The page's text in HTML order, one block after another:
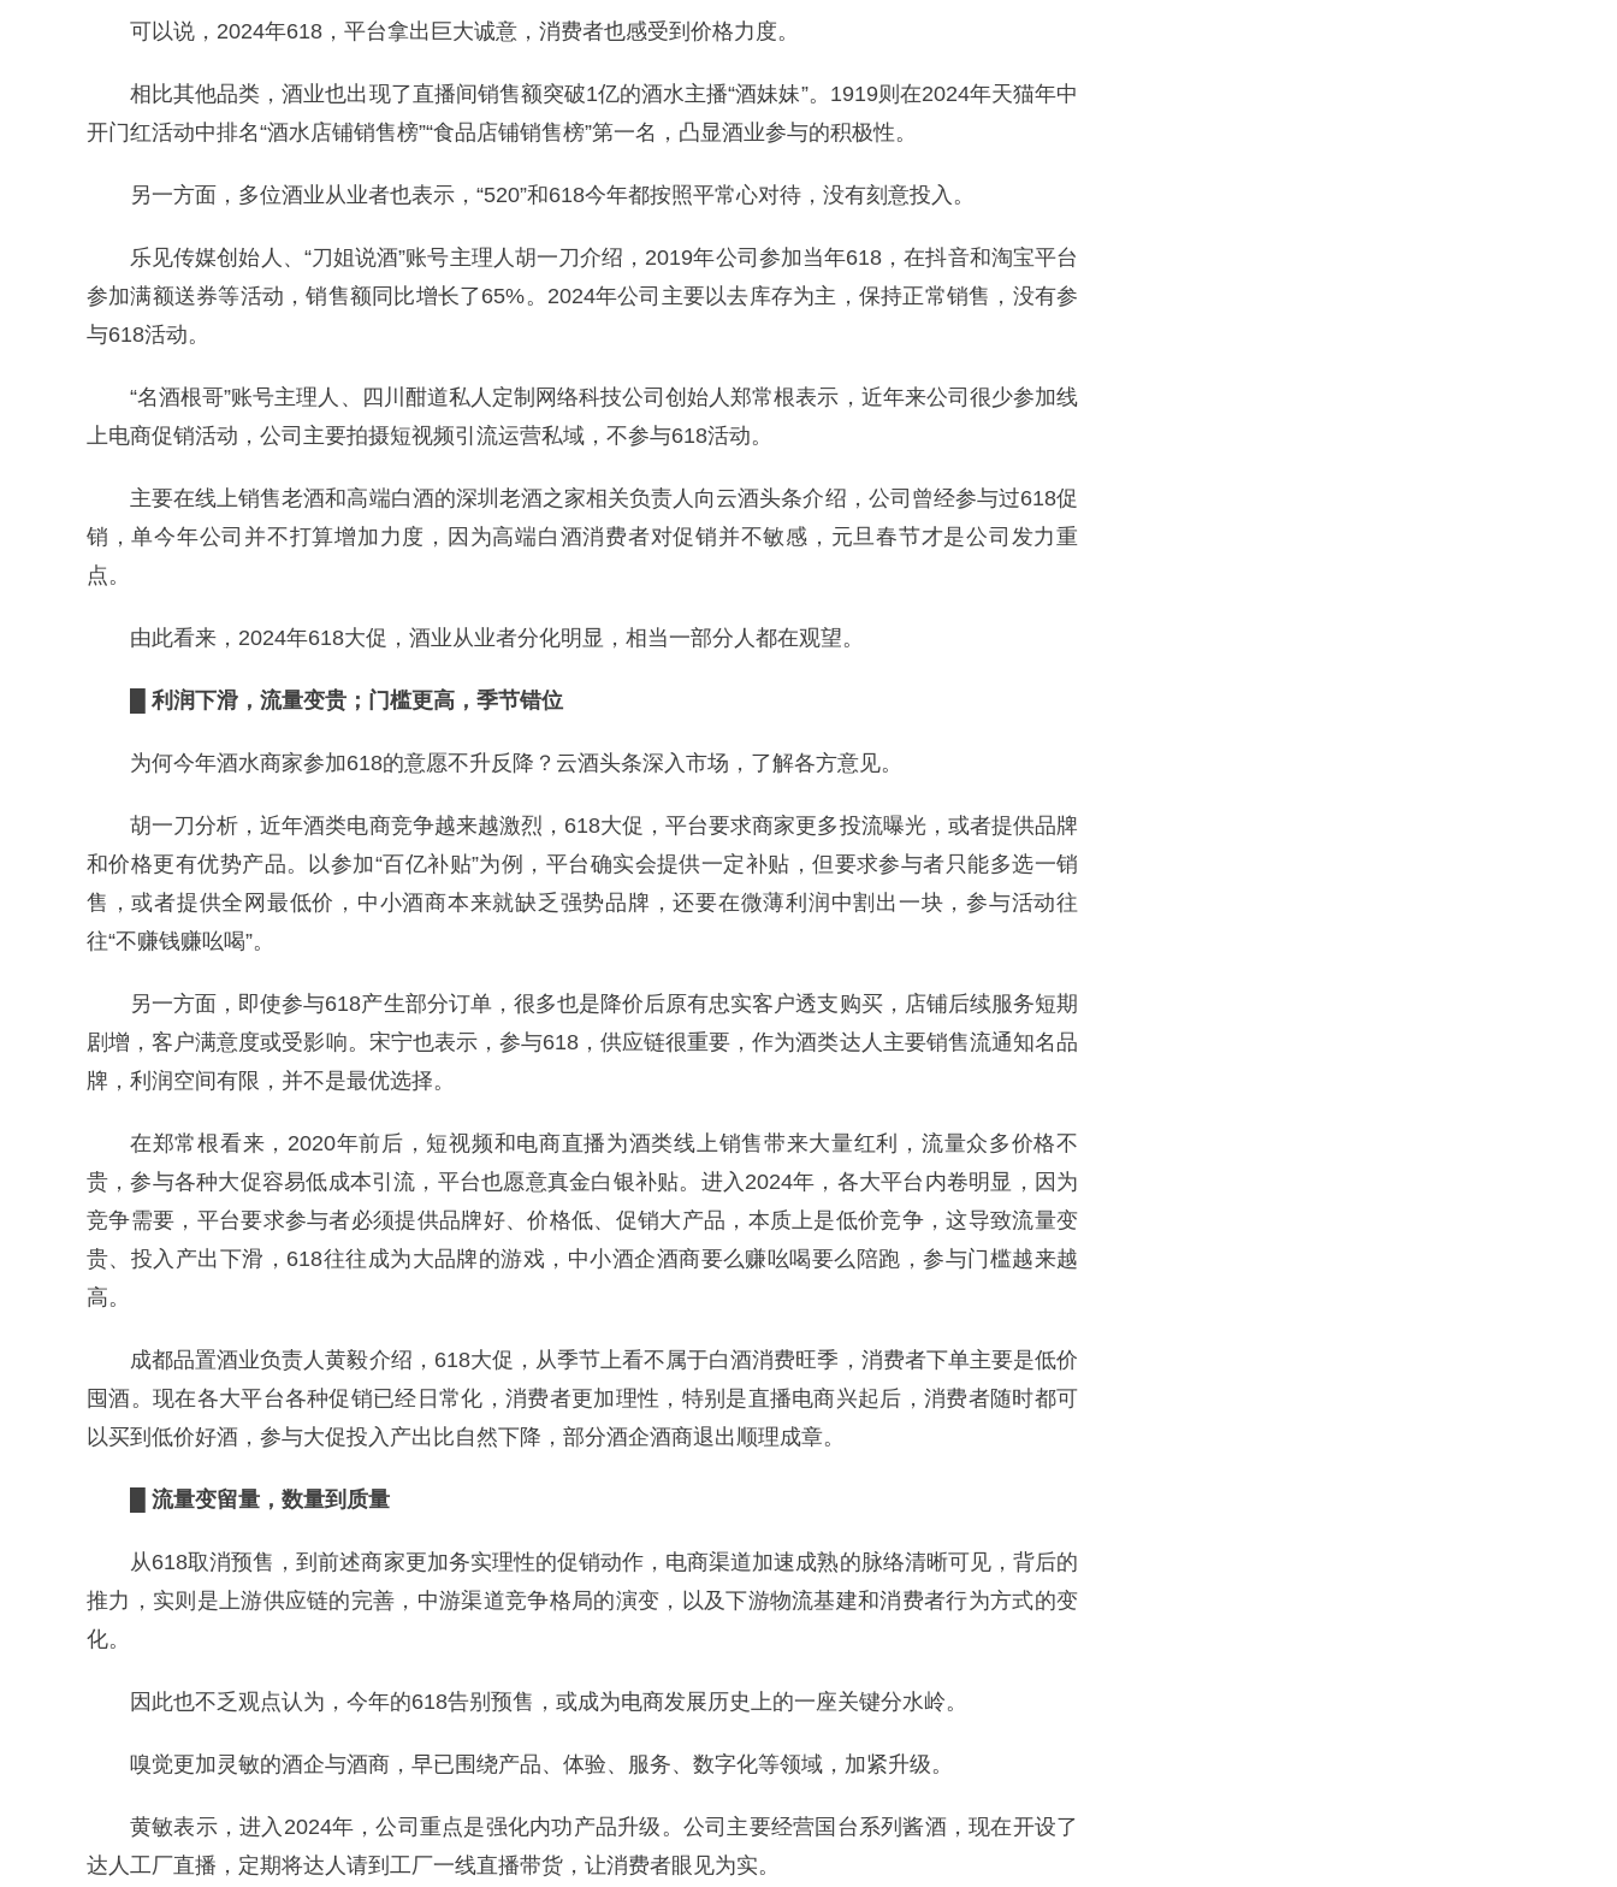
可以说，2024年618，平台拿出巨大诚意，消费者也感受到价格力度。
相比其他品类，酒业也出现了直播间销售额突破1亿的酒水主播“酒妹妹”。1919则在2024年天猫年中
开门红活动中排名“酒水店铺销售榜”“食品店铺销售榜”第一名，凸显酒业参与的积极性。
另一方面，多位酒业从业者也表示，“520”和618今年都按照平常心对待，没有刻意投入。
乐见传媒创始人、“刀姐说酒”账号主理人胡一刀介绍，2019年公司参加当年618，在抖音和淘宝平台
参加满额送券等活动，销售额同比增长了65%。2024年公司主要以去库存为主，保持正常销售，没有参
与618活动。
“名酒根哥”账号主理人、四川酣道私人定制网络科技公司创始人郑常根表示，近年来公司很少参加线
上电商促销活动，公司主要拍摄短视频引流运营私域，不参与618活动。
主要在线上销售老酒和高端白酒的深圳老酒之家相关负责人向云酒头条介绍，公司曾经参与过618促
销，单今年公司并不打算增加力度，因为高端白酒消费者对促销并不敏感，元旦春节才是公司发力重
点。
由此看来，2024年618大促，酒业从业者分化明显，相当一部分人都在观望。
█ 利润下滑，流量变贵；门槛更高，季节错位
为何今年酒水商家参加618的意愿不升反降？云酒头条深入市场，了解各方意见。
胡一刀分析，近年酒类电商竞争越来越激烈，618大促，平台要求商家更多投流曝光，或者提供品牌
和价格更有优势产品。以参加“百亿补贴”为例，平台确实会提供一定补贴，但要求参与者只能多选一销
售，或者提供全网最低价，中小酒商本来就缺乏强势品牌，还要在微薄利润中割出一块，参与活动往
往“不赚钱赚吆喝”。
另一方面，即使参与618产生部分订单，很多也是降价后原有忠实客户透支购买，店铺后续服务短期
剧增，客户满意度或受影响。宋宁也表示，参与618，供应链很重要，作为酒类达人主要销售流通知名品
牌，利润空间有限，并不是最优选择。
在郑常根看来，2020年前后，短视频和电商直播为酒类线上销售带来大量红利，流量众多价格不
贵，参与各种大促容易低成本引流，平台也愿意真金白银补贴。进入2024年，各大平台内卷明显，因为
竞争需要，平台要求参与者必须提供品牌好、价格低、促销大产品，本质上是低价竞争，这导致流量变
贵、投入产出下滑，618往往成为大品牌的游戏，中小酒企酒商要么赚吆喝要么陪跑，参与门槛越来越
高。
成都品置酒业负责人黄毅介绍，618大促，从季节上看不属于白酒消费旺季，消费者下单主要是低价
囤酒。现在各大平台各种促销已经日常化，消费者更加理性，特别是直播电商兴起后，消费者随时都可
以买到低价好酒，参与大促投入产出比自然下降，部分酒企酒商退出顺理成章。
█ 流量变留量，数量到质量
从618取消预售，到前述商家更加务实理性的促销动作，电商渠道加速成熟的脉络清晰可见，背后的
推力，实则是上游供应链的完善，中游渠道竞争格局的演变，以及下游物流基建和消费者行为方式的变
化。
因此也不乏观点认为，今年的618告别预售，或成为电商发展历史上的一座关键分水岭。
嗅觉更加灵敏的酒企与酒商，早已围绕产品、体验、服务、数字化等领域，加紧升级。
黄敏表示，进入2024年，公司重点是强化内功产品升级。公司主要经营国台系列酱酒，现在开设了
达人工厂直播，定期将达人请到工厂一线直播带货，让消费者眼见为实。